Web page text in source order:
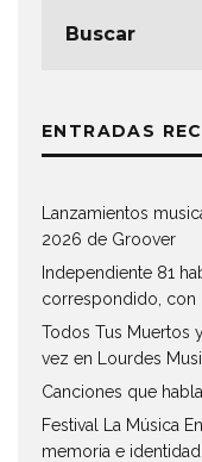
ENTRADAS
Lanzamientos
2026 de Groover
Independiente 81
correspondido, con
Todos Tus Muertos
vez en Lourdes
Canciones que
Festival La Música
memoria e identidad